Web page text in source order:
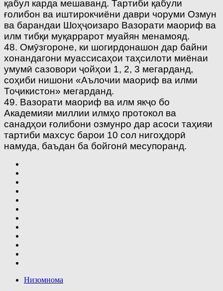
қабул карда мешаванд. Тартиби қабули
ғолибон ва иштирокчиёни даври чоруми Озмун
ва барандаи Шоҳҷоизаро Вазорати маориф ва
илм тибқи муқаррарот муайян менамояд.
48. Омӯзгороне, ки шогирдонашон дар байни
хонандагони муассисаҳои таҳсилоти миёнаи
умумӣ сазовори ҷойҳои 1, 2, 3 мегарданд,
соҳиби нишони «Аълочии маориф ва илми
Тоҷикистон» мегарданд.
49. Вазорати маориф ва илм якҷо бо
Академияи миллии илмҳо протокол ва
санадҳои ғолибони озмунро дар асоси таҳияи
тартиби махсус барои 10 сол нигоҳдорӣ
намуда, баъдан ба бойгонӣ месупоранд.
Низомнома